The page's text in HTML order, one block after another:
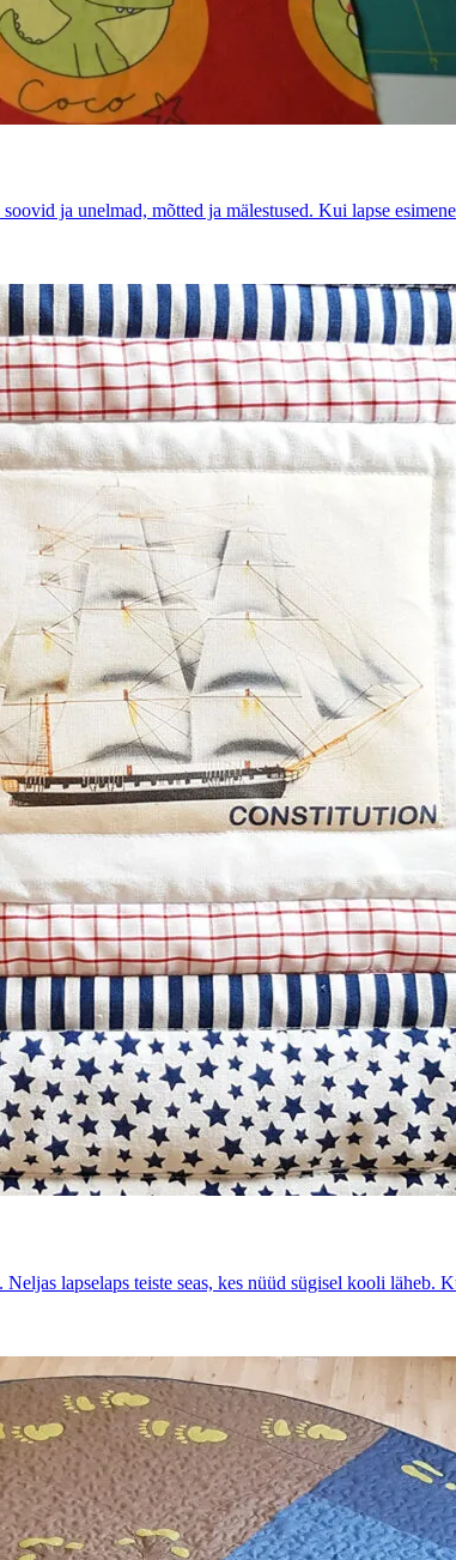
ja unelmad, mõtted ja mälestused. Kui lapse
lapselaps teiste seas, kes nüüd sügisel kooli läheb.